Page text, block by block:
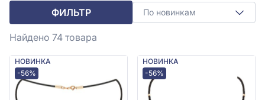
ФИЛЬТР По новинкам
Найдено 74 товара
НОВИНКА
-56%
НОВИНКА
-56%